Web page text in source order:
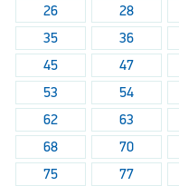
26
28
35
36
45
47
53
54
62
63
68
70
75
77